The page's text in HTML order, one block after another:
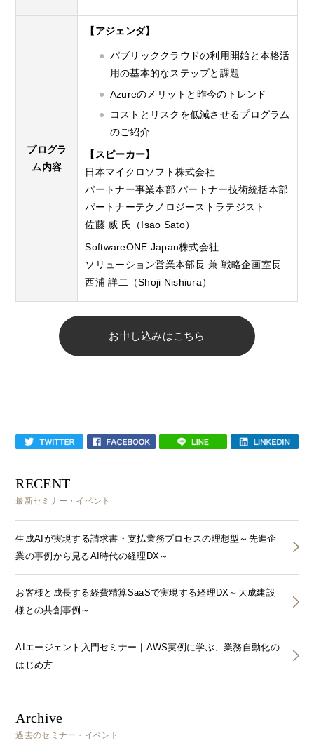
プログラ
ム内容
【アジェンダ】
パブリッククラウドの利用開始と本格活
用の基本的なステップと課題
Azureのメリットと昨今のトレンド
コストとリスクを低減させるプログラム
のご紹介
【スピーカー】
日本マイクロソフト株式会社
パートナー事業本部 パートナー技術統括本部
パートナーテクノロジーストラテジスト
佐藤 威 氏（Isao Sato）
SoftwareONE Japan株式会社
ソリューション営業本部長 兼 戦略企画室長
西浦 詳二（Shoji Nishiura）
お申し込みはこちら
RECENT
最新セミナー・イベント
生成AIが実現する請求書・支払業務プロセスの理想型～先進企
業の事例から見るAI時代の経理DX～
お客様と成長する経費精算SaaSで実現する経理DX～大成建設
様との共創事例～
AIエージェント入門セミナー｜AWS実例に学ぶ、業務自動化の
はじめ方
Archive
過去のセミナー・イベント